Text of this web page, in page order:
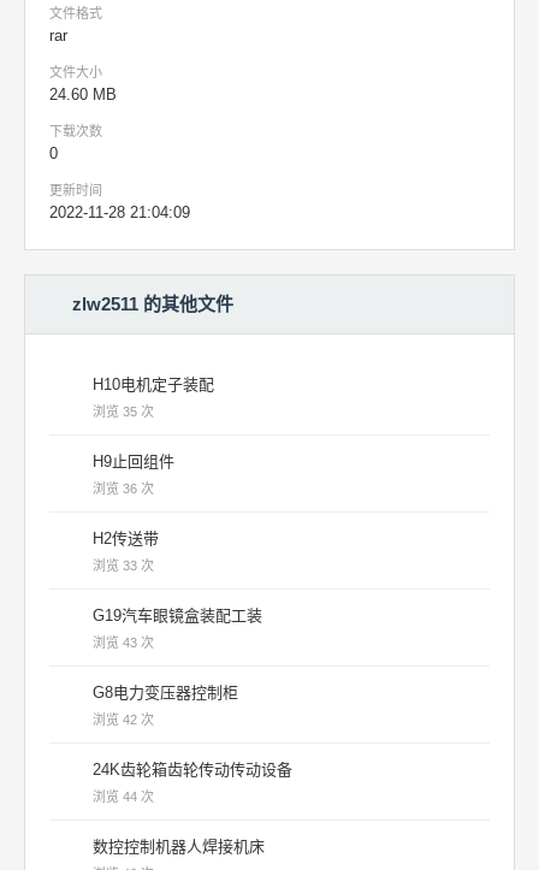
文件格式
rar
文件大小
24.60 MB
下载次数
0
更新时间
2022-11-28 21:04:09
zlw2511 的其他文件
H10电机定子装配
浏览 35 次
H9止回组件
浏览 36 次
H2传送带
浏览 33 次
G19汽车眼镜盒装配工装
浏览 43 次
G8电力变压器控制柜
浏览 42 次
24K齿轮箱齿轮传动传动设备
浏览 44 次
数控控制机器人焊接机床